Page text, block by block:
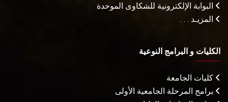
البوابة الإلكترونية للشكاوى الموحدة
المزيـد . . .
الكليات و البرامج النوعية
كليات الجامعة
برامج المرحلة الجامعية الأولى